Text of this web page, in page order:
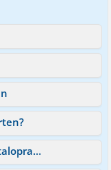
Verstärkt Panik.schaffe es nicht Citalopram zu erhöhen